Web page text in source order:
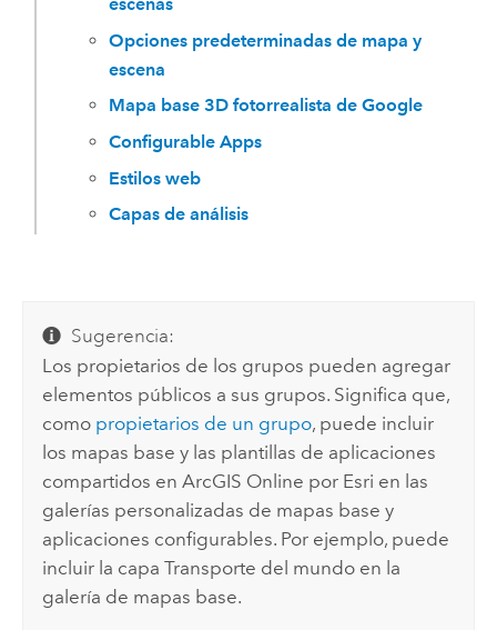
Opciones predeterminadas de mapa y
escena
Mapa base 3D fotorrealista de Google
Configurable Apps
Estilos web
Capas de análisis
Sugerencia:
Los propietarios de los grupos pueden agregar
elementos públicos a sus grupos. Significa que,
como propietarios de un grupo, puede incluir
los mapas base y las plantillas de aplicaciones
compartidos enArcGIS Online por Esri en las
galerías personalizadas de mapas base y
aplicaciones configurables. Por ejemplo, puede
incluir la capa Transporte del mundo en la
galería de mapas base.